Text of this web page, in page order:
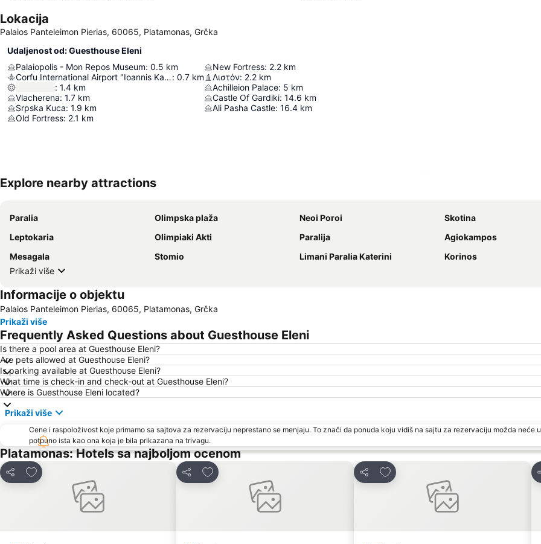
Lokacija
Palaios Panteleimon Pierias, 60065, Platamonas, Grčka
Udaljenost od: Guesthouse Eleni
Palaiopolis - Mon Repos Museum: 0.5 km
Corfu International Airport "Ioannis Kapodistrias": 0.7 km
: 1.4 km
Vlacherena: 1.7 km
Srpska Kuca: 1.9 km
Old Fortress: 2.1 km
New Fortress: 2.2 km
Λιστόν: 2.2 km
Achilleion Palace: 5 km
Castle Of Gardiki: 14.6 km
Ali Pasha Castle: 16.4 km
Explore nearby attractions
Paralia Olimpska plaža Neoi Poroi
Skotina
Leptokaria
Olimpiaki Akti Paralija
Agiokampos
Mesagala
Stomio Limani Paralia Katerini
Korinos
Prikaži više
Informacije o objektu
Palaios Panteleimon Pierias, 60065, Platamonas, Grčka
Prikaži više
Frequently Asked Questions about Guesthouse Eleni
Is there a pool area at Guesthouse Eleni?
Are pets allowed at Guesthouse Eleni?
Is parking available at Guesthouse Eleni?
What time is check-in and check-out at Guesthouse Eleni?
Where is Guesthouse Eleni located?
Prikaži više
Cene i raspoloživost koje primamo sa sajtova za rezervaciju neprestano se menjaju. To znači da ponuda koju vidiš na sajtu za rezervaciju možda neće
potpuno ista kao ona koja je bila prikazana na trivagu.
Platamonas: Hotels sa najboljom ocenom
Deli
Dodati u favorite
Deli
Dodati u favorite
Deli
Dodati u favorite